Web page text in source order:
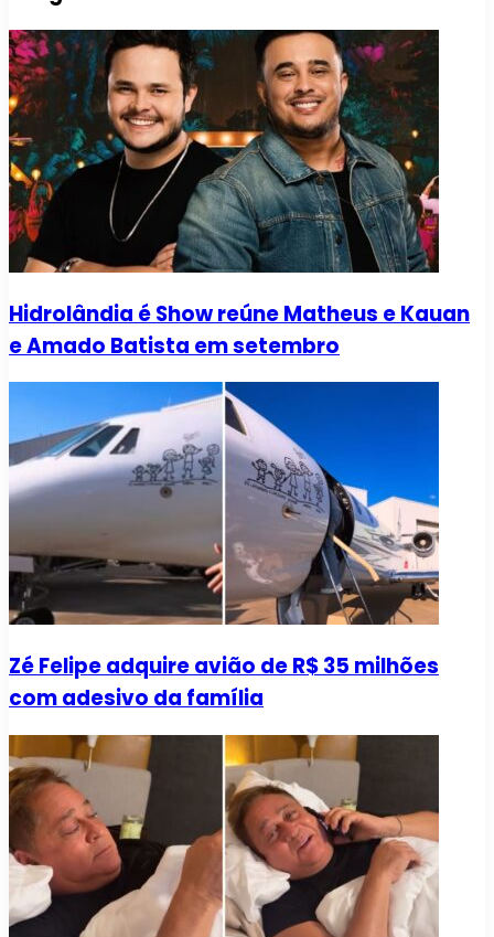
Hidrolândia é Show reúne Matheus e Kauan
e Amado Batista em setembro
Zé Felipe adquire avião de R$ 35 milhões
com adesivo da família